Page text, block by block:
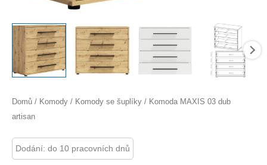
Domů / Komody / Komody se šuplíky / Komoda MAXIS 03 dub
artisan
Dodání: do 10 pracovních dnů